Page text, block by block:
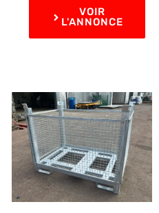
VOIR
L'ANNONCE